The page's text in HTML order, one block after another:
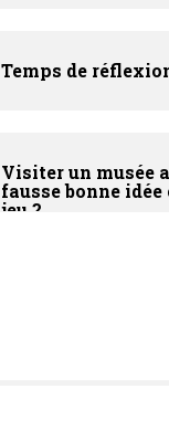
Temps de
Visiter un musée
fausse bonne
jeu ?